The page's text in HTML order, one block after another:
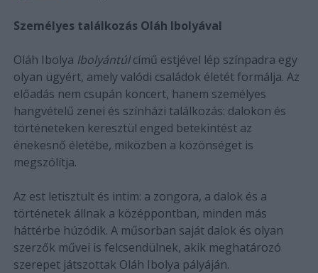
Személyes találkozás Oláh Ibolyával
Oláh Ibolya Ibolyántúlcímű estjével lép színpadra egy
olyan ügyért, amely valódi családok életét formálja. Az
előadás nem csupán koncert, hanem személyes
hangvételű zenei és színházi találkozás: dalokon és
történeteken keresztül enged betekintést az
énekesnő életébe, miközben a közönséget is
megszólítja.
Az est letisztult és intim: a zongora, a dalok és a
történetek állnak a középpontban, minden más
háttérbe húzódik. A műsorban saját dalok és olyan
szerzők művei is felcsendülnek, akik meghatározó
szerepet játszottak Oláh Ibolya pályáján.